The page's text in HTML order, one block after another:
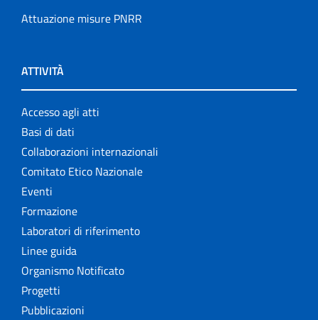
Attuazione misure PNRR
ATTIVITÀ
Accesso agli atti
Basi di dati
Collaborazioni internazionali
Comitato Etico Nazionale
Eventi
Formazione
Laboratori di riferimento
Linee guida
Organismo Notificato
Progetti
Pubblicazioni